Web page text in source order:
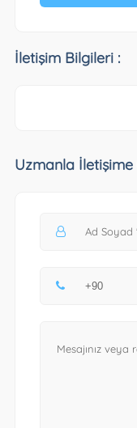
İletişim Bilgileri :
Uzmanla İletişime